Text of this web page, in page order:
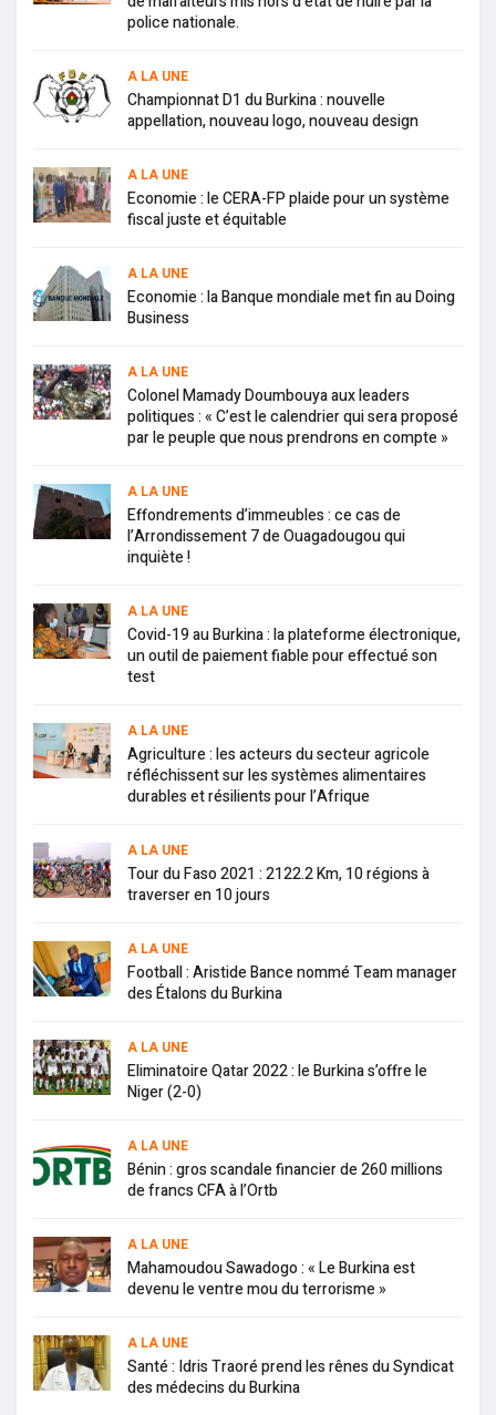
police nationale.
A LA UNE
Championnat D1 du Burkina : nouvelle
appellation, nouveau logo, nouveau design
A LA UNE
Economie : le CERA-FP plaide pour un système
fiscal juste et équitable
A LA UNE
Economie : la Banque mondiale met fin au Doing
Business
A LA UNE
Colonel Mamady Doumbouya aux leaders
politiques : « C’est le calendrier qui sera proposé
par le peuple que nous prendrons en compte »
A LA UNE
Effondrements d’immeubles : ce cas de
l’Arrondissement 7 de Ouagadougou qui
inquiète !
A LA UNE
Covid-19 au Burkina : la plateforme électronique,
un outil de paiement fiable pour effectué son
test
A LA UNE
Agriculture : les acteurs du secteur agricole
réfléchissent sur les systèmes alimentaires
durables et résilients pour l’Afrique
A LA UNE
Tour du Faso 2021 : 2122.2 Km, 10 régions à
traverser en 10 jours
A LA UNE
Football : Aristide Bance nommé Team manager
des Étalons du Burkina
A LA UNE
Eliminatoire Qatar 2022 : le Burkina s’offre le
Niger (2-0)
A LA UNE
Bénin : gros scandale financier de 260 millions
de francs CFA à l’Ortb
A LA UNE
Mahamoudou Sawadogo : « Le Burkina est
devenu le ventre mou du terrorisme »
A LA UNE
Santé : Idris Traoré prend les rênes du Syndicat
des médecins du Burkina